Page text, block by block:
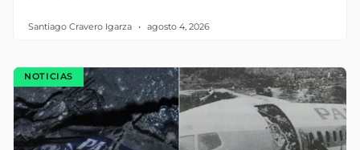
Santiago Cravero Igarza agosto 4, 2026
NOTICIAS